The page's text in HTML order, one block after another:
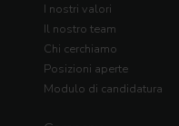
I nostri valori
Il nostro team
Chi cerchiamo
Posizioni aperte
Modulo di candidatura